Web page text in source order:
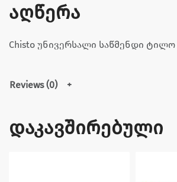
აღწერა
Chisto უნივერსალი საწმენდი ტილო
Reviews (0)
დაკავშირებული